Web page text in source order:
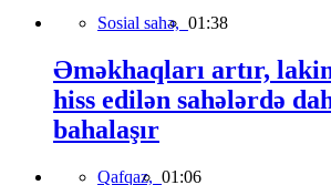
Sosial sahə, 01:38
Əməkhaqları artır,
hiss edilən sahələrdə
bahalaşır
Qafqaz, 01:06